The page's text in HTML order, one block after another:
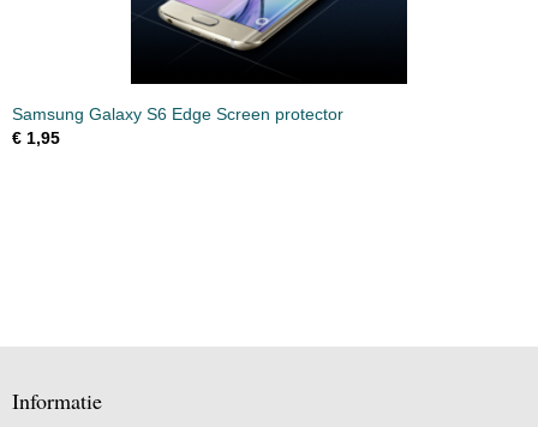
Samsung Galaxy S6 Edge Screen protector
€ 1,95
Informatie